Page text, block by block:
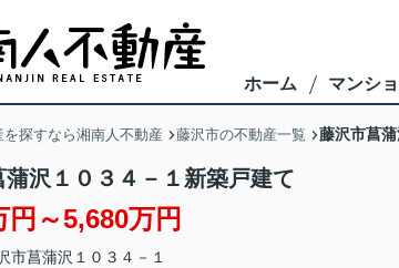
ホーム マンシ
探すなら湘南人不動産 藤沢市の不動産一覧 藤沢市菖
蒲沢１０３４－１新築戸建て
円～5,680万円
市菖蒲沢 １０３４－１